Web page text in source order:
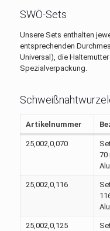
SWÖ-Sets
Unsere Sets enthalten
entsprechenden
Universal), die
Spezialverpackung.
Artikelnummer
25,002,0,070
70
25,002,0,116
25,002,0,125